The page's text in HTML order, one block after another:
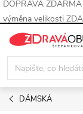
DOPRAVA
výměna velikosti
Přejít
obsah
DÁMSKÁ